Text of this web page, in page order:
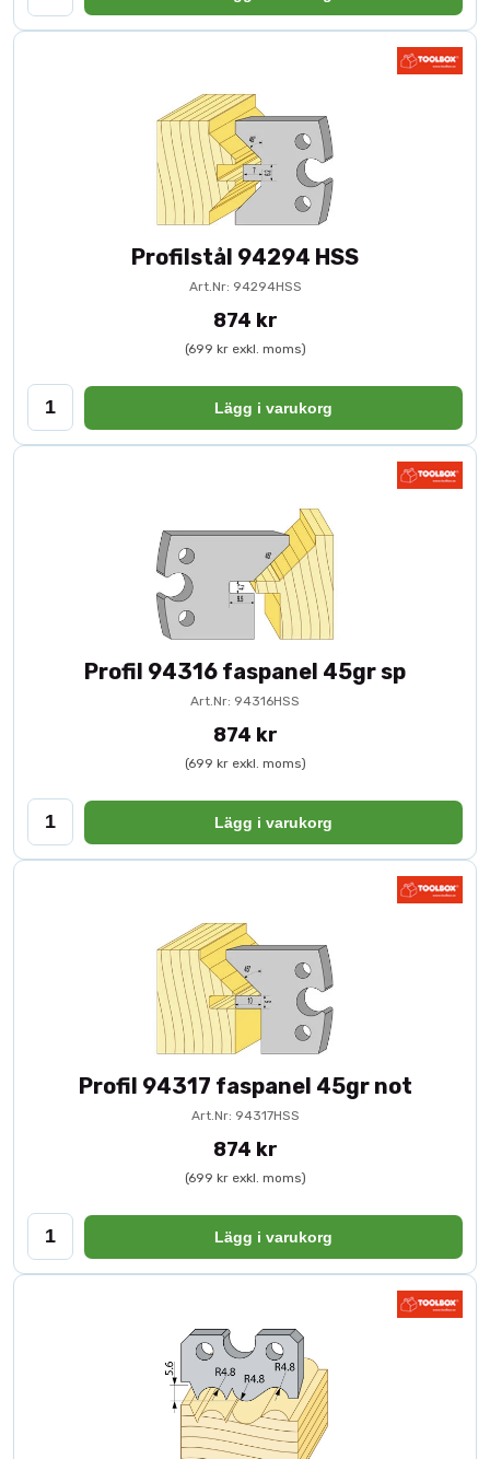
Profilstål 94294 HSS
Art.Nr: 94294HSS
874 kr
(699 kr exkl. moms)
Lägg i varukorg
Profil 94316 faspanel 45gr sp
Art.Nr: 94316HSS
874 kr
(699 kr exkl. moms)
Lägg i varukorg
Profil 94317 faspanel 45gr not
Art.Nr: 94317HSS
874 kr
(699 kr exkl. moms)
Lägg i varukorg